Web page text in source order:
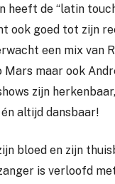
heeft de “latin
ook goed tot zijn
een mix van
Mars maar ook
zijn herkenbaar,
altijd dansbaar!
bloed en zijn
is verloofd